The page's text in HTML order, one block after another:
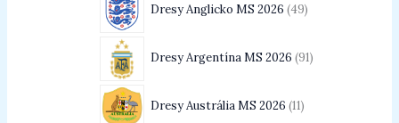
Dresy Anglicko MS 2026 49
Dresy Argentína MS 2026 91
Dresy Austrália MS 2026 11